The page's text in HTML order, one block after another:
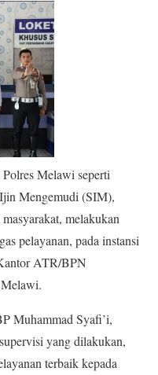
Melawi seperti
Mengemudi (SIM),
melakukan
pelayanan, pada instansi
ATR/BPN
Muhammad Syafi’i,
yang dilakukan,
terbaik kepada